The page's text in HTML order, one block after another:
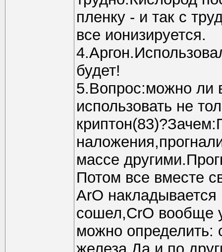
пленку - и так с
все ионизируется.
будет!
5.Вопрос:можно ли
использовать не
массе
Потом все вместе
ArO
сошел,СrO вообще
можно определить: